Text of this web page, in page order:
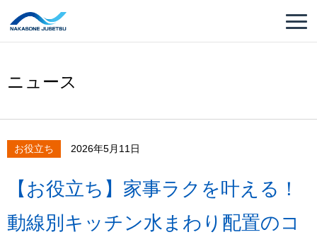
ニュース
お役立ち 2026年5月11日
【お役立ち】家事ラクを叶える！
動線別キッチン水まわり配置のコ